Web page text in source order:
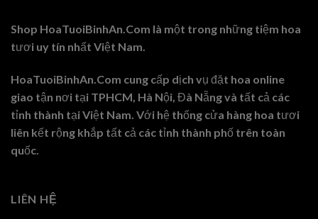
Shop HoaTuoiBinhAn.Com là một trong những tiệm hoa
tươi uy tín nhất Việt Nam.
HoaTuoiBinhAn.Com cung cấp dịch vụ đặt hoa online
giao tận nơi tại TPHCM, Hà Nội, Đà Nẵng và tất cả các
tỉnh thành tại Việt Nam. Với hệ thống cửa hàng hoa tươi
liên kết rộng khắp tất cả các tỉnh thành phố trên toàn
quốc.
LIÊN HỆ